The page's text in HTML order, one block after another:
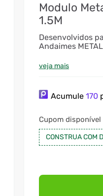
Modulo
1.5M
Desenvolvidos
Andaimes
NBR18 e demais
eletrostática a
locadores,
veja mais
Acumule170
Cupom disponível
CONSTRUA COM